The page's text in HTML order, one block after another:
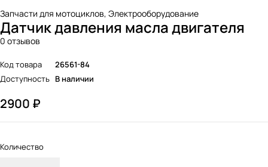
Запчасти для мотоциклов, Электрооборудование
Датчик давления масла двигателя
0 отзывов
Код товара
26561-84
Доступность В наличии
2900 ₽
Количество